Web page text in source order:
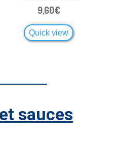
9,60€
Quick view
sauces